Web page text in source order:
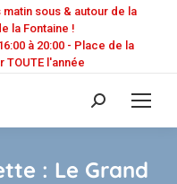
matin sous & autour de la
la Fontaine !
à 20:00 - Place de la
TOUTE l'année
Recherche
:
: Le Grand